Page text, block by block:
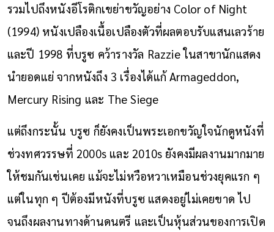
รวมไปถึงหนังอีโรติกเขย่าขวัญอย่าง Color of Night
(1994) หนังเปลืองเนื้อเปลืองตัวที่ผลตอบรับแสนเลวร้าย
และปี 1998 ที่บรูซ คว้ารางวัล Razzie ในสาขานักแสดง
นำยอดแย่ จากหนังถึง 3 เรื่องได้แก้ Armageddon,
Mercury Rising และ The Siege
แต่ถึงกระนั้น บรูซ ก็ยังคงเป็นพระเอกขวัญใจนักดูหนังที่
ช่วงทศวรรษที่ 2000s และ 2010s ยังคงมีผลงานมากมาย
ให้ชมกันเช่นเคย แม้จะไม่หวือหวาเหมือนช่วงยุคแรก ๆ
แต่ในทุก ๆ ปีต้องมีหนังที่บรูซ แสดงอยู่ไม่เคยขาด ไป
จนถึงผลงานทางด้านดนตรี และเป็นหุ้นส่วนของการเปิด